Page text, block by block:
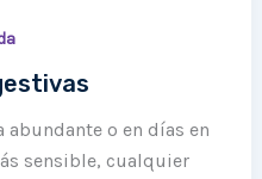
abundante o en días en
sensible, cualquier